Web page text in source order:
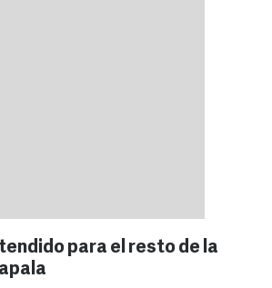
para el resto de la